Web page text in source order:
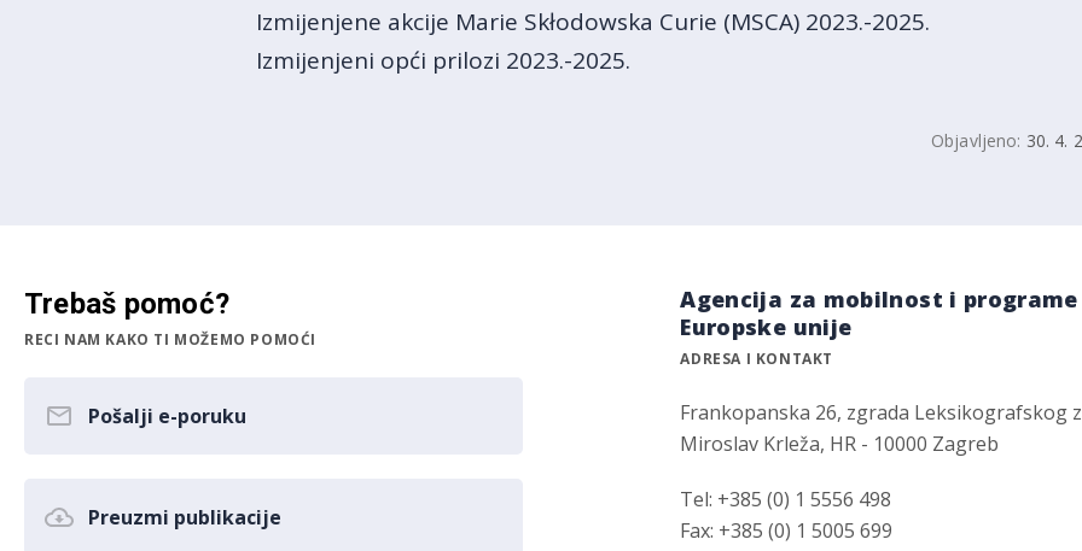
Izmijenjene akcije Marie Skłodowska Curie (MSCA) 2023.-2025.
Izmijenjeni opći prilozi 2023.-2025.
Objavljeno: 30. 4.
Trebaš pomoć?
RECI NAM KAKO TI MOŽEMO POMOĆI
Pošalji e-poruku
Preuzmi publikacije
Agencija za mobilnost i programe
Europske unije
ADRESA I KONTAKT
Frankopanska 26, zgrada Leksikografskog
Miroslav Krleža, HR - 10000 Zagreb
Tel: +385 (0) 1 5556 498
Fax: +385 (0) 1 5005 699